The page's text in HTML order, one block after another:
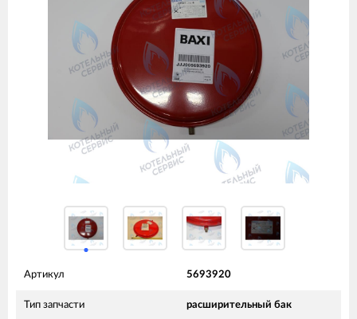
Артикул 5693920
Тип запчасти расширительный бак